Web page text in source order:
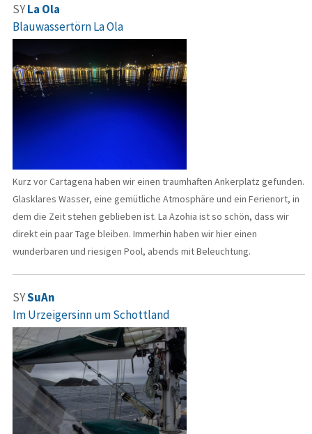
SYLa Ola
Blauwassertörn La Ola
Kurz vor Cartagena haben wir einen traumhaften Ankerplatz gefunden.
Glasklares Wasser, eine gemütliche Atmosphäre und ein Ferienort, in
dem die Zeit stehen geblieben ist. La Azohia ist so schön, dass wir
direkt ein paar Tage bleiben. Immerhin haben wir hier einen
wunderbaren und riesigen Pool, abends mit Beleuchtung.
SYSuAn
Im Urzeigersinn um Schottland